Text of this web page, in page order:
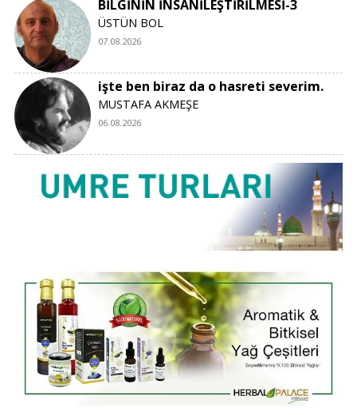
BİLGİNİN İNSANİLEŞTİRİLMESİ-3
ÜSTÜN BOL
07.08.2026
işte ben biraz da o hasreti severim.
MUSTAFA AKMEŞE
06.08.2026